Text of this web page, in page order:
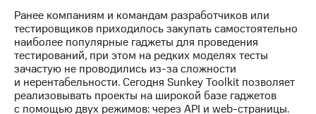
Информация
акционерам
Документы
ПАО
"МТС"
Собрания
акционеров
Ранее компаниям и командам разработчиков или
тестировщиков приходилось закупать самостоятельно
наиболее популярные гаджеты для проведения
тестирований, при этом на редких моделях тесты
зачастую не проводились из-за сложности
и нерентабельности. Сегодня Sunkey Toolkit позволяет
реализовывать проекты на широкой базе гаджетов
с помощью двух режимов: через API и web-страницы.